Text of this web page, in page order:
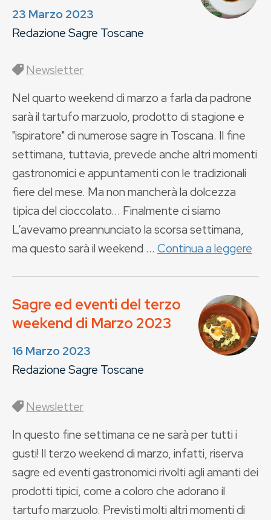
23 Marzo 2023
Redazione Sagre Toscane
Newsletter
Nel quarto weekend di marzo a farla da padrone
sarà il tartufo marzuolo, prodotto di stagione e
"ispiratore" di numerose sagre in Toscana. Il fine
settimana, tuttavia, prevede anche altri momenti
gastronomici e appuntamenti con le tradizionali
fiere del mese. Ma non mancherà la dolcezza
tipica del cioccolato... Finalmente ci siamo
L’avevamo preannunciato la scorsa settimana,
ma questo sarà il weekend ... Continua a leggere
Sagre ed eventi del terzo
weekend di Marzo 2023
16 Marzo 2023
Redazione Sagre Toscane
Newsletter
In questo fine settimana ce ne sarà per tutti i
gusti! Il terzo weekend di marzo, infatti, riserva
sagre ed eventi gastronomici rivolti agli amanti dei
prodotti tipici, come a coloro che adorano il
tartufo marzuolo. Previsti molti altri momenti di